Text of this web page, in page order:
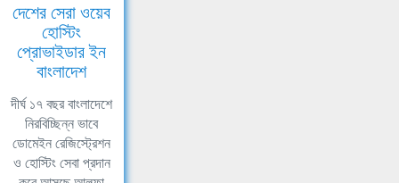
দেশের সেরা ওয়েব
হোস্টিং
প্রোভাইডার ইন
বাংলাদেশ
দীর্ঘ ১৭ বছর বাংলাদেশে
নিরবিচ্ছিন্ন ভাবে
ডোমেইন রেজিস্ট্রেশন
ও হোস্টিং সেবা প্রদান